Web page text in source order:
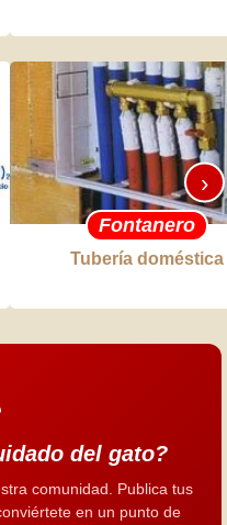
Fontanero
Tubería doméstica
›
del gato?
comunidad. Publica tus
en un punto de